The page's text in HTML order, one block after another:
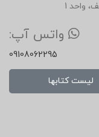
واحد 1
واتس آپ:
09108062295
لیست کتابها